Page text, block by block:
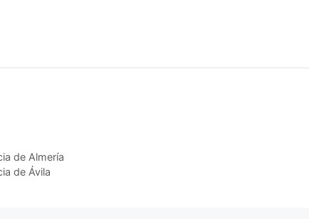
de Almería
de Ávila